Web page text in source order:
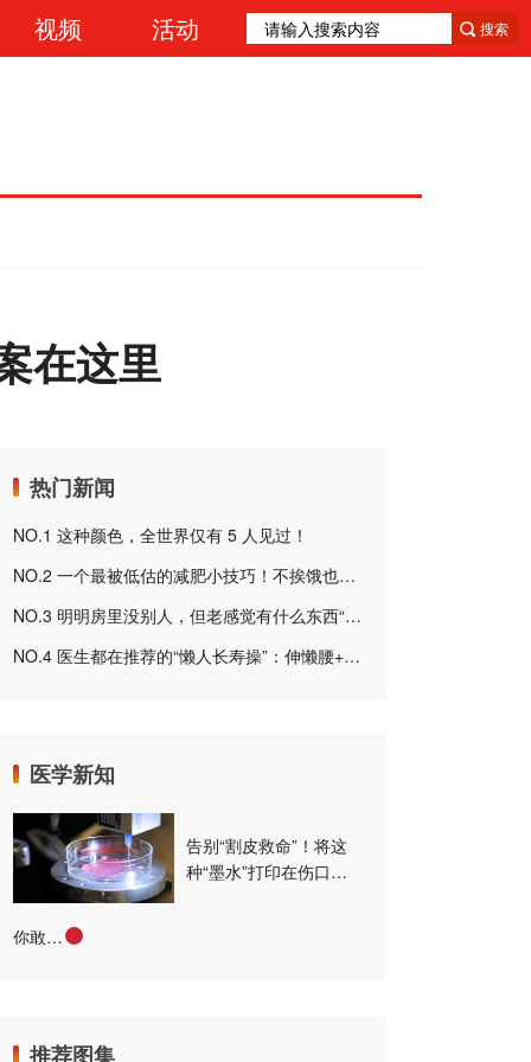
视频 活动 搜索
在这里
热门新闻
NO.1 这种颜色，全世界仅有 5 人见过！
NO.2 一个最被低估的减肥小技巧！不挨饿也能瘦，后悔没有早点知道（不跑不跳）
NO.3 明明房里没别人，但老感觉有什么东西“存在”，怎么回事啊？
NO.4 医生都在推荐的“懒人长寿操”：伸懒腰+踮踮脚，原来有这么多好处
医学新知
告别“割皮救命”！将这
种“墨水”打印在伤口
你敢信，药片真的能3D打印出来！中国已经开始量产，全球领先
推荐图集